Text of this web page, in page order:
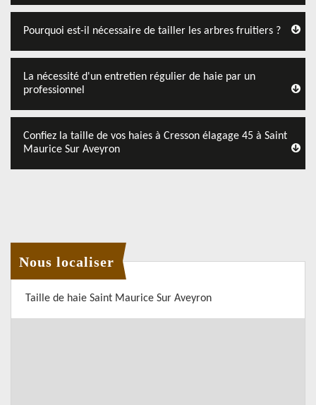
Pourquoi est-il nécessaire de tailler les arbres fruitiers ?
La nécessité d'un entretien régulier de haie par un
professionnel
Confiez la taille de vos haies à Cresson élagage 45 à Saint
Maurice Sur Aveyron
Nous localiser
Taille de haie Saint Maurice Sur Aveyron